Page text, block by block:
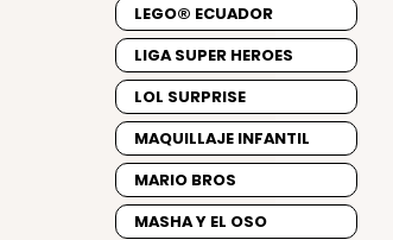
LEGO® ECUADOR
LIGA SUPER HEROES
LOL SURPRISE
MAQUILLAJE INFANTIL
MARIO BROS
MASHA Y EL OSO